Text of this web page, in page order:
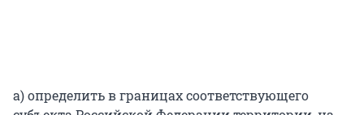
а) определить в границах соответствующего